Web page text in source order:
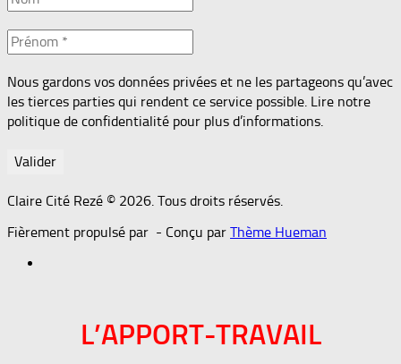
Nous gardons vos données privées et ne les partageons qu’avec
les tierces parties qui rendent ce service possible. Lire notre
politique de confidentialité pour plus d’informations.
Claire Cité Rezé © 2026. Tous droits réservés.
Fièrement propulsé par - Conçu par Thème Hueman
L’APPORT-TRAVAIL